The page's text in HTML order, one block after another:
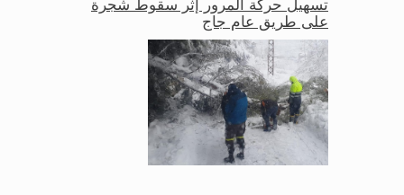
تسهيل حركة المرور إثر سقوط شجرة
على طريق عام جاج